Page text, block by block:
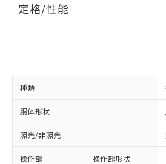
定格/性能
種類
胴体形状
照光/非照光
操作部 操作部形状